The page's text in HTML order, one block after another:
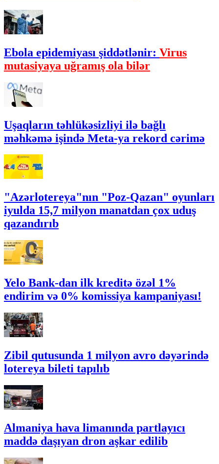
Ebola epidemiyası şiddətlənir: Virus
mutasiyaya uğramış ola bilər
Uşaqların təhlükəsizliyi ilə bağlı
məhkəmə işində Meta-ya rekord cərimə
"Azərlotereya"nın "Poz-Qazan" oyunları
iyulda 15,7 milyon manatdan çox uduş
qazandırıb
Yelo Bank-dan ilk kreditə özəl 1%
endirim və 0% komissiya kampaniyası!
Zibil qutusunda 1 milyon avro dəyərində
lotereya bileti tapılıb
Almaniya hava limanında partlayıcı
maddə daşıyan dron aşkar edilib